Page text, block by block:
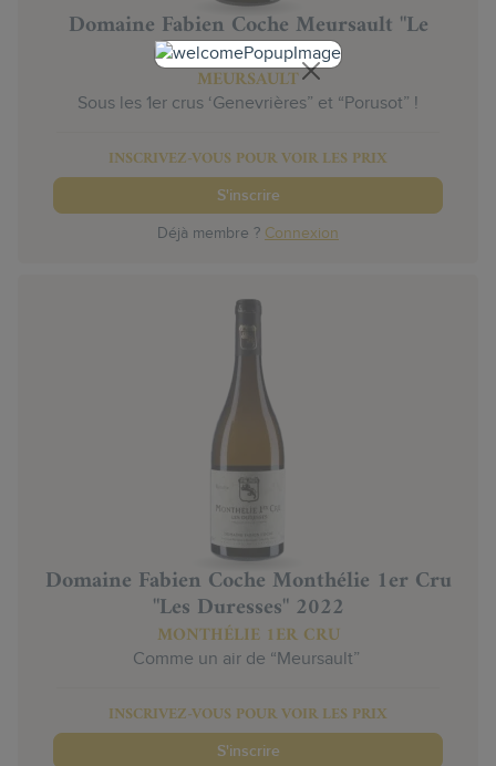
Domaine Fabien Coche Meursault "Le
Limozin" 2022
MEURSAULT
Sous les 1er crus ‘Genevrières” et “Porusot” !
INSCRIVEZ-VOUS POUR VOIR LES PRIX
S'inscrire
Déjà membre ? Connexion
Domaine Fabien Coche Monthélie 1er Cru
"Les Duresses" 2022
MONTHÉLIE 1ER CRU
Comme un air de “Meursault”
INSCRIVEZ-VOUS POUR VOIR LES PRIX
S'inscrire